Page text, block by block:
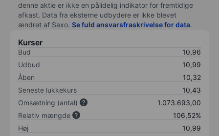
denne aktie er ikke en pålidelig indikator for fremtidige
afkast. Data fra eksterne udbydere er ikke blevet
ændret af Saxo. Se fuld ansvarsfraskrivelse for data.
Kurser
Bud
10,96
Udbud
10,99
Åben
10,32
Seneste lukkekurs
10,43
Omsætning (antal)
1.073.693,00
Relativ mængde
106,52%
Høj
10,99